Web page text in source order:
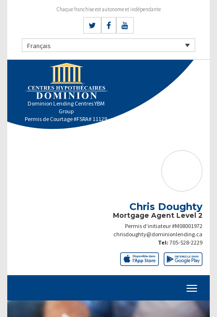
Chaque franchise est autonome et indépendante
Français
Dominion Lending Centres YBM
Group
Permis de Courtage #FSRA# 11129
Chris Doughty
Mortgage Agent Level 2
Permis d’initiateur #M08001972
chrisdoughty@dominionlending.ca
Tel: 705-528-2229